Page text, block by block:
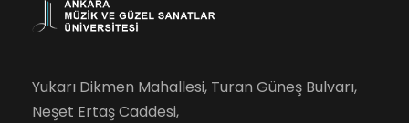
Yukarı Dikmen Mahallesi, Turan Güneş Bulvarı,
Neşet Ertaş Caddesi,